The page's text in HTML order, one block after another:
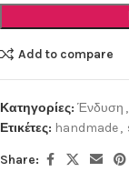
Add to compare
Κατηγορίες: Ένδυση ,
Ετικέτες: handmade,
Share: